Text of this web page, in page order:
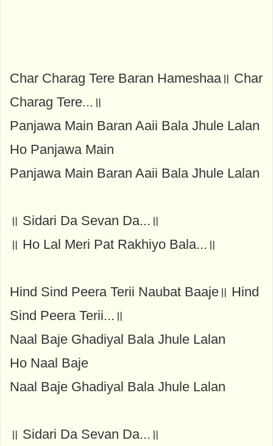
Char Charag Tere Baran Hameshaa॥ Char
Charag Tere...॥
Panjawa Main Baran Aaii Bala Jhule Lalan
Ho Panjawa Main
Panjawa Main Baran Aaii Bala Jhule Lalan
॥ Sidari Da Sevan Da...॥
॥ Ho Lal Meri Pat Rakhiyo Bala...॥
Hind Sind Peera Terii Naubat Baaje॥ Hind
Sind Peera Terii...॥
Naal Baje Ghadiyal Bala Jhule Lalan
Ho Naal Baje
Naal Baje Ghadiyal Bala Jhule Lalan
॥ Sidari Da Sevan Da...॥